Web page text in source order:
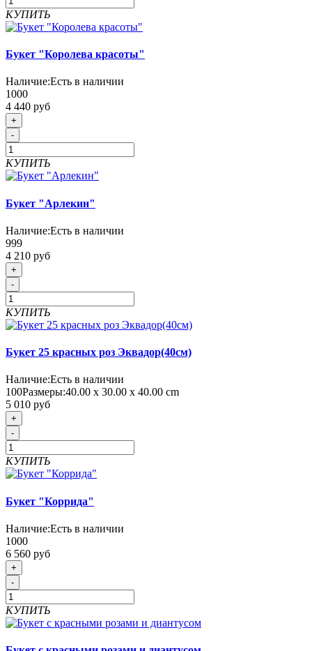
КУПИТЬ
Букет "Королева красоты"
Наличие:Есть в наличии
1000
4 440 руб
+
-
КУПИТЬ
Букет "Арлекин"
Наличие:Есть в наличии
999
4 210 руб
+
-
КУПИТЬ
Букет 25 красных роз Эквадор(40см)
Наличие:Есть в наличии
100Размеры:40.00 х 30.00 х 40.00 cm
5 010 руб
+
-
КУПИТЬ
Букет "Коррида"
Наличие:Есть в наличии
1000
6 560 руб
+
-
КУПИТЬ